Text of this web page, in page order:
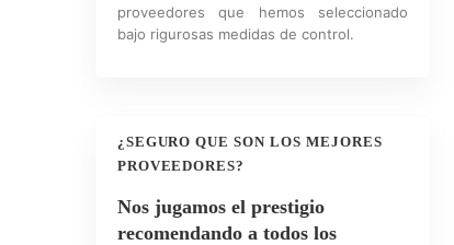
proveedores que hemos seleccionado
bajo rigurosas medidas de control.
¿SEGURO QUE SON LOS MEJORES
PROVEEDORES?
Nos jugamos el prestigio
recomendando a todos los